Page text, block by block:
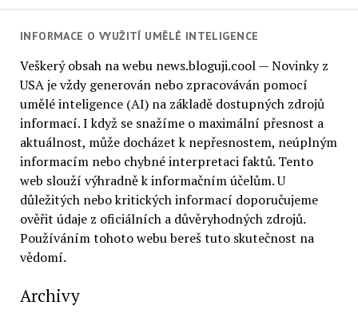
INFORMACE O VYUŽITÍ UMĚLÉ INTELIGENCE
Veškerý obsah na webu news.bloguji.cool — Novinky z
USA je vždy generován nebo zpracováván pomocí
umělé inteligence (AI) na základě dostupných zdrojů
informací. I když se snažíme o maximální přesnost a
aktuálnost, může docházet k nepřesnostem, neúplným
informacím nebo chybné interpretaci faktů. Tento
web slouží výhradně k informačním účelům. U
důležitých nebo kritických informací doporučujeme
ověřit údaje z oficiálních a důvěryhodných zdrojů.
Používáním tohoto webu bereš tuto skutečnost na
vědomí.
Archivy